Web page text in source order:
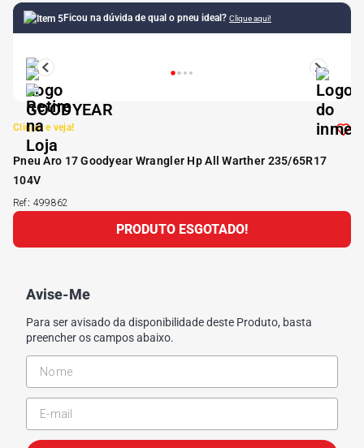
Ficou na dúvida de qual o pneu ideal? Clique aqui!
Clique e veja!
Pneu Aro 17 Goodyear Wrangler Hp All Warther 235/65R17
104V
Ref: 499862
PRODUTO ESGOTADO!
Avise-Me
Para ser avisado da disponibilidade deste Produto, basta
preencher os campos abaixo.
5º Kit 4 Pneu Xbri Aro 13
6 º
7 º
185 60r15